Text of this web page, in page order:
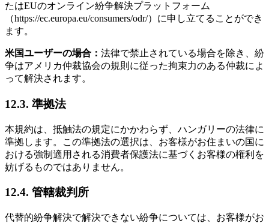
たはEUのオンライン紛争解決プラットフォーム
（https://ec.europa.eu/consumers/odr/）に申し立てることができ
ます。
米国ユーザーの場合： 法律で禁止されている場合を除き、紛
争はアメリカ仲裁協会の規則に従った拘束力のある仲裁によ
って解決されます。
12.3. 準拠法
本規約は、抵触法の規定にかかわらず、ハンガリーの法律に
準拠します。この準拠法の選択は、お客様がお住まいの国に
おける強制適用される消費者保護法に基づくお客様の権利を
妨げるものではありません。
12.4. 管轄裁判所
代替的紛争解決で解決できない紛争については、お客様がお